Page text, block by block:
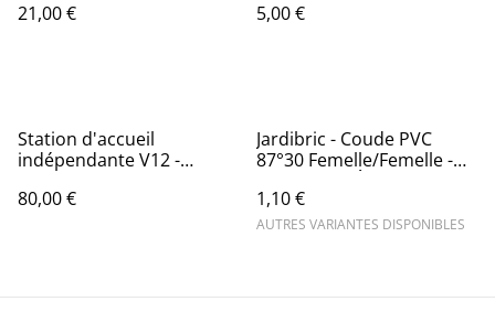
21,00 €
5,00 €
Station d'accueil
indépendante V12 -
aspirateur et accessoires
80,00 €
Jardibric - Coude PVC
87°30 Femelle/Femelle -
Robustes
1,10 €
AUTRES VARIANTES DISPONIBLES